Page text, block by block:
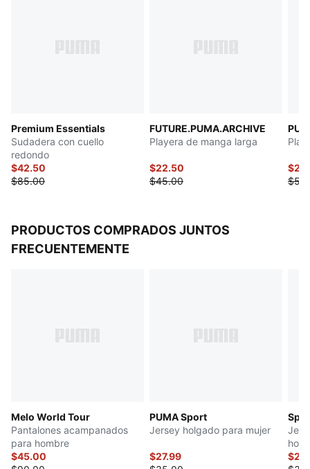
Cinta con estampa en las mangas
Premium Essentials
Sudadera con cuello
redondo
$42.50
$85.00
FUTURE.PUMA.ARCHIVE
Playera de manga larga
$22.50
$45.00
PRODUCTOS COMPRADOS JUNTOS
FRECUENTEMENTE
Melo World Tour
Pantalones acampanados
para hombre
$45.00
PUMA Sport
Jersey holgado para mujer
$27.99